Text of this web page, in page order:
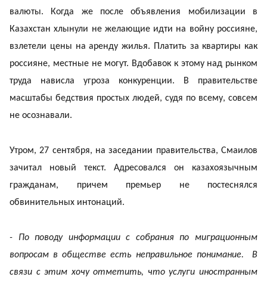
валюты. Когда же после объявления мобилизации в
Казахстан хлынули не желающие идти на войну россияне,
взлетели цены на аренду жилья. Платить за квартиры как
россияне, местные не могут. Вдобавок к этому над рынком
труда нависла угроза конкуренции. В правительстве
масштабы бедствия простых людей, судя по всему, совсем
не осознавали.
Утром, 27 сентября, на заседании правительства, Смаилов
зачитал новый текст. Адресовался он казахоязычным
гражданам, причем премьер не постеснялся
обвинительных интонаций.
- По поводу информации с собрания по миграционным
вопросам в обществе есть неправильное понимание. В
связи с этим хочу отметить, что услуги иностранным